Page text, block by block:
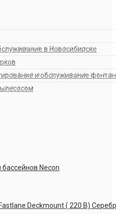
в Новосибирске
и обслуживание
Necon
Deckmount ( 220 В)